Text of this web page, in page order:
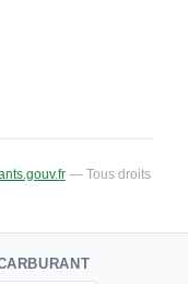
— Tous droits